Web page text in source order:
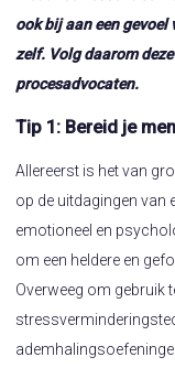
ook bij aan een
zelf. Volg daarom
procesadvocaten.
Tip 1: Bereid je
Allereerst is het van
op de uitdagingen van
emotioneel en
om een heldere en
Overweeg om gebruik